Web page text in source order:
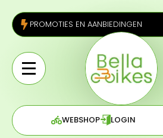
PROMOTIES EN AANBIEDINGEN
WEBSHOP LOGIN